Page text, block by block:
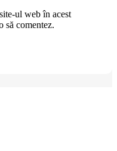
ul web în acest
să comentez.